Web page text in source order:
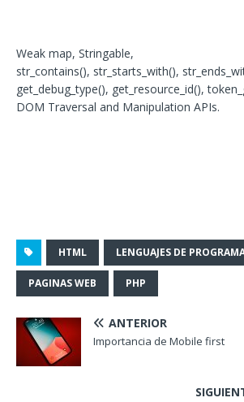
Weak map, Stringable,
str_contains(), str_starts_with(),
get_debug_type(), get_resource_id(),
DOM Traversal and Manipulation APIs.
HTML LENGUAJES DE
PAGINAS WEB PHP
ANTERIOR
Importancia de Mobile first